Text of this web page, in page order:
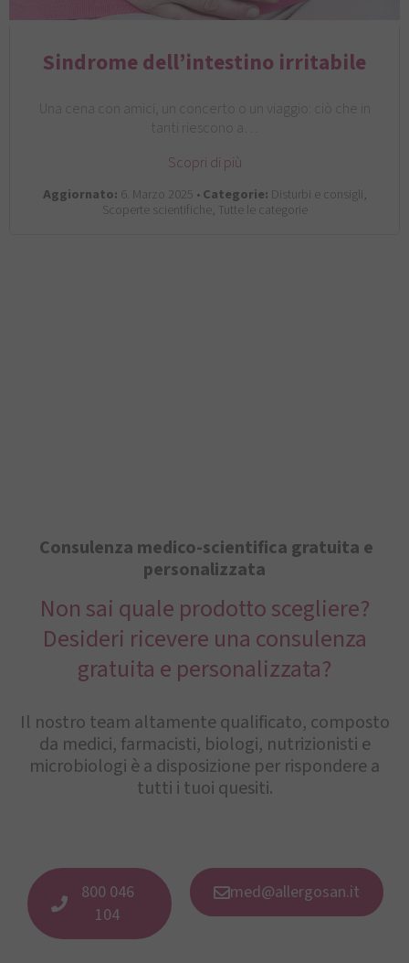
Sindrome dell’intestino irritabile
Una cena con amici, un concerto o un viaggio: ciò che in
tanti riescono a…
Scopri di più
Aggiornato: 6. Marzo 2025 •Categorie: Disturbi e consigli,
Scoperte scientifiche, Tutte le categorie
Consulenza medico-scientifica gratuita e
personalizzata
Non sai quale prodotto scegliere?
Desideri ricevere una consulenza
gratuita e personalizzata?
Il nostro team altamente qualificato, composto
da medici, farmacisti, biologi, nutrizionisti e
microbiologi è a disposizione per rispondere a
tutti i tuoi quesiti.
800 046
104
med@allergosan.it